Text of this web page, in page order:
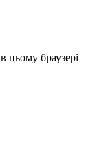
смак зубної
цьому браузері